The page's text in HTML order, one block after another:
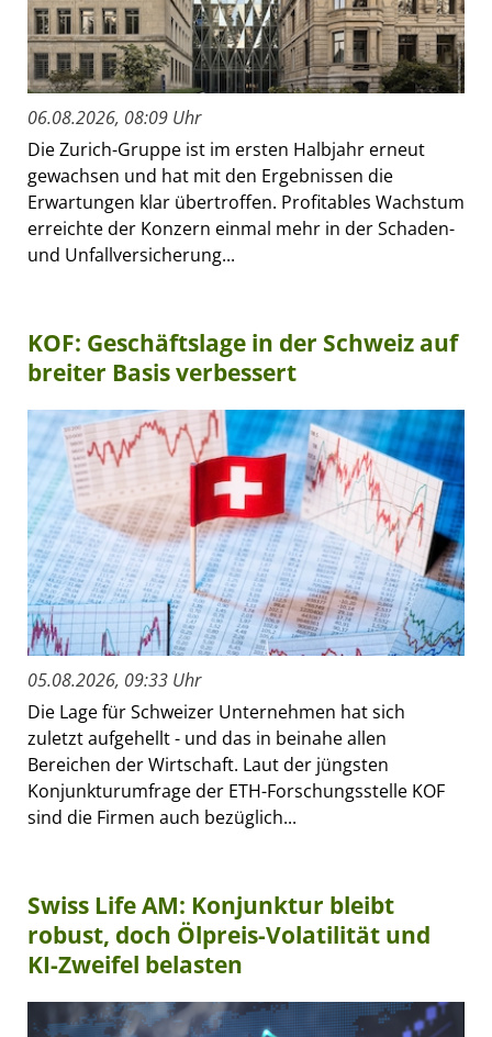
06.08.2026, 08:09 Uhr
Die Zurich-Gruppe ist im ersten Halbjahr erneut
gewachsen und hat mit den Ergebnissen die
Erwartungen klar übertroffen. Profitables Wachstum
erreichte der Konzern einmal mehr in der Schaden-
und Unfallversicherung...
KOF: Geschäftslage in der Schweiz auf
breiter Basis verbessert
05.08.2026, 09:33 Uhr
Die Lage für Schweizer Unternehmen hat sich
zuletzt aufgehellt - und das in beinahe allen
Bereichen der Wirtschaft. Laut der jüngsten
Konjunkturumfrage der ETH-Forschungsstelle KOF
sind die Firmen auch bezüglich...
Swiss Life AM: Konjunktur bleibt
robust, doch Ölpreis-Volatilität und
KI-Zweifel belasten